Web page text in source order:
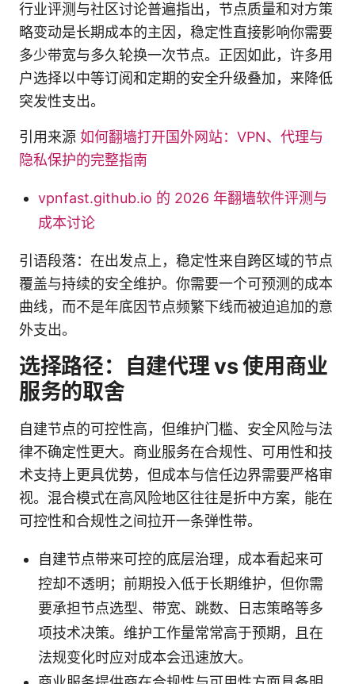
行业评测与社区讨论普遍指出，节点质量和对方策
略变动是长期成本的主因，稳定性直接影响你需要
多少带宽与多久轮换一次节点。正因如此，许多用
户选择以中等订阅和定期的安全升级叠加，来降低
突发性支出。
引用来源 如何翻墙打开国外网站：VPN、代理与
隐私保护的完整指南
vpnfast.github.io 的 2026 年翻墙软件评测与
成本讨论
引语段落：在出发点上，稳定性来自跨区域的节点
覆盖与持续的安全维护。你需要一个可预测的成本
曲线，而不是年底因节点频繁下线而被迫追加的意
外支出。
选择路径：自建代理 vs 使用商业
服务的取舍
自建节点的可控性高，但维护门槛、安全风险与法
律不确定性更大。商业服务在合规性、可用性和技
术支持上更具优势，但成本与信任边界需要严格审
视。混合模式在高风险地区往往是折中方案，能在
可控性和合规性之间拉开一条弹性带。
自建节点带来可控的底层治理，成本看起来可
控却不透明；前期投入低于长期维护，但你需
要承担节点选型、带宽、跳数、日志策略等多
项技术决策。维护工作量常常高于预期，且在
法规变化时应对成本会迅速放大。